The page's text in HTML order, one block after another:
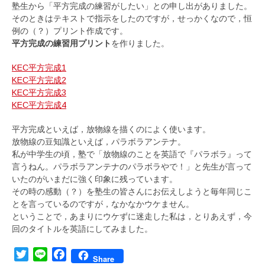
塾生から「平方完成の練習がしたい」との申し出がありました。
そのときはテキストで指示をしたのですが，せっかくなので，恒
例の（？）プリント作成です。
平方完成の練習用プリント を作りました。
KEC平方完成1
KEC平方完成2
KEC平方完成3
KEC平方完成4
平方完成といえば，放物線を描くのによく使います。
放物線の豆知識といえば，パラボラアンテナ。
私が中学生の頃，塾で「放物線のことを英語で『パラボラ』って
言うねん。パラボラアンテナのパラボラやで！」と先生が言って
いたのがいまだに強く印象に残っています。
その時の感動（？）を塾生の皆さんにお伝えしようと毎年同じこ
とを言っているのですが，なかなかウケません。
ということで，あまりにウケずに迷走した私は，とりあえず，今
回のタイトルを英語にしてみました。
TwitterLine FacebookShare